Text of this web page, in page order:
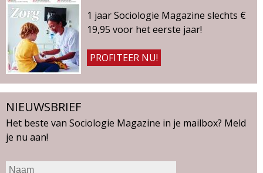
1 jaar Sociologie Magazine slechts €
19,95 voor het eerste jaar!
PROFITEER NU!
NIEUWSBRIEF
Het beste van Sociologie Magazine in je mailbox? Meld
je nu aan!